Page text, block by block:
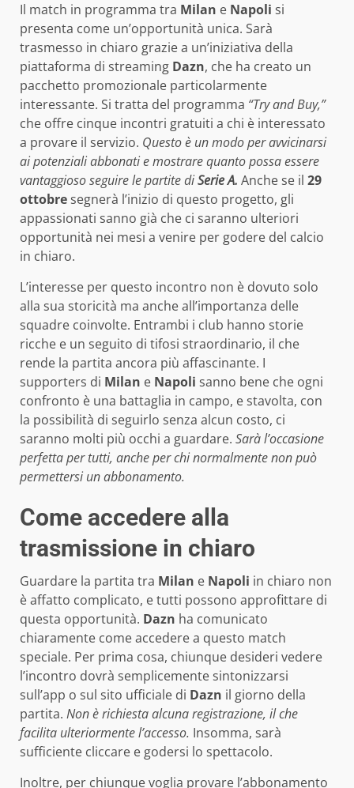
Il match in programma tra Milan e Napoli si
presenta come un’opportunità unica. Sarà
trasmesso in chiaro grazie a un’iniziativa della
piattaforma di streaming Dazn, che ha creato un
pacchetto promozionale particolarmente
interessante. Si tratta del programma “Try and Buy,”
che offre cinque incontri gratuiti a chi è interessato
a provare il servizio. Questo è un modo per avvicinarsi
ai potenziali abbonati e mostrare quanto possa essere
vantaggioso seguire le partite diSerie A. Anche se il 29
ottobresegnerà l’inizio di questo progetto, gli
appassionati sanno già che ci saranno ulteriori
opportunità nei mesi a venire per godere del calcio
in chiaro.
L’interesse per questo incontro non è dovuto solo
alla sua storicità ma anche all’importanza delle
squadre coinvolte. Entrambi i club hanno storie
ricche e un seguito di tifosi straordinario, il che
rende la partita ancora più affascinante. I
supporters di Milan e Napoli sanno bene che ogni
confronto è una battaglia in campo, e stavolta, con
la possibilità di seguirlo senza alcun costo, ci
saranno molti più occhi a guardare. Sarà l’occasione
perfetta per tutti, anche per chi normalmente non può
permettersi un abbonamento.
Come accedere alla
trasmissione in chiaro
Guardare la partita tra Milan e Napoli in chiaro non
è affatto complicato, e tutti possono approfittare di
questa opportunità. Dazn ha comunicato
chiaramente come accedere a questo match
speciale. Per prima cosa, chiunque desideri vedere
l’incontro dovrà semplicemente sintonizzarsi
sull’app o sul sito ufficiale di Dazn il giorno della
partita. Non è richiesta alcuna registrazione, il che
facilita ulteriormente l’accesso. Insomma, sarà
sufficiente cliccare e godersi lo spettacolo.
Inoltre, per chiunque voglia provare l’abbonamento